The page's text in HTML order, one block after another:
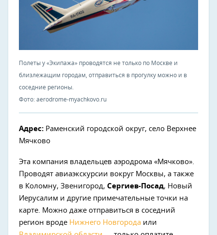
Полеты у «Экипажа» проводятся не только по Москве и
близлежащим городам, отправиться в прогулку можно и в
соседние регионы.
Фото: aerodrome-myachkovo.ru
Адрес: Раменский городской округ, село Верхнее
Мячково
Эта компания владельцев аэродрома «Мячково».
Проводят авиаэкскурсии вокруг Москвы, а также
в Коломну, Звенигород, Сергиев-Посад, Новый
Иерусалим и другие примечательные точки на
карте. Можно даже отправиться в соседний
регион вроде Нижнего Новгорода или